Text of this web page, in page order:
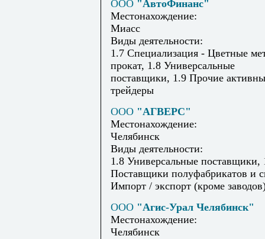
ООО "АвтоФинанс"
Местонахождение:
Миасс
Виды деятельности:
1.7 Специализация - Цветные
прокат, 1.8 Универсальные
поставщики, 1.9 Прочие
трейдеры
ООО "АГВЕРС"
Местонахождение:
Челябинск
Виды деятельности:
1.8 Универсальные поставщики,
Поставщики полуфабрикатов и
Импорт / экспорт (кроме
ООО "Агис-Урал Челябинск"
Местонахождение:
Челябинск